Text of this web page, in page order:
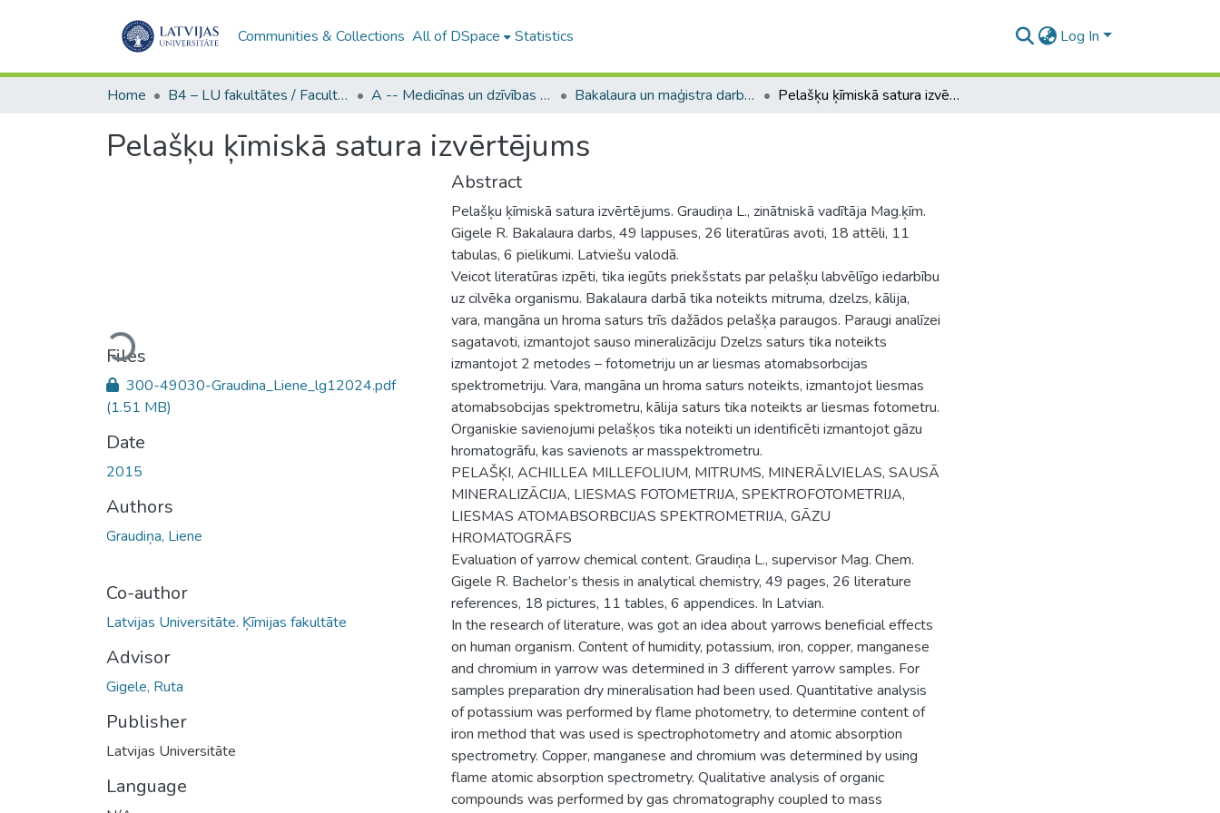
Communities & Collections All of DSpace Statistics Log In
Home B4 – LU fakultātes / Faculties of the UL A -- Medicīnas un dzīvības zinātņu fakultāte / Faculty of Medicine and Life Sciences Bakalaura un maģistra darbi (MDZF) / Bachelor's and Master's theses Pelašķu ķīmiskā satura izvērtējums
Pelašķu ķīmiskā satura izvērtējums
Loading...
Files
300-49030-Graudina_Liene_lg12024.pdf
(1.51 MB)
Date
2015
Authors
Graudiņa, Liene
Co-author
Latvijas Universitāte. Ķīmijas fakultāte
Advisor
Gigele, Ruta
Publisher
Latvijas Universitāte
Language
Abstract
Pelašķu ķīmiskā satura izvērtējums. Graudiņa L., zinātniskā vadītāja Mag.ķīm.
Gigele R. Bakalaura darbs, 49 lappuses, 26 literatūras avoti, 18 attēli, 11
tabulas, 6 pielikumi. Latviešu valodā.
Veicot literatūras izpēti, tika iegūts priekšstats par pelašķu labvēlīgo iedarbību
uz cilvēka organismu. Bakalaura darbā tika noteikts mitruma, dzelzs, kālija,
vara, mangāna un hroma saturs trīs dažādos pelašķa paraugos. Paraugi analīzei
sagatavoti, izmantojot sauso mineralizāciju Dzelzs saturs tika noteikts
izmantojot 2 metodes – fotometriju un ar liesmas atomabsorbcijas
spektrometriju. Vara, mangāna un hroma saturs noteikts, izmantojot liesmas
atomabsobcijas spektrometru, kālija saturs tika noteikts ar liesmas fotometru.
Organiskie savienojumi pelašķos tika noteikti un identificēti izmantojot gāzu
hromatogrāfu, kas savienots ar masspektrometru.
PELAŠĶI, ACHILLEA MILLEFOLIUM, MITRUMS, MINERĀLVIELAS, SAUSĀ
MINERALIZĀCIJA, LIESMAS FOTOMETRIJA, SPEKTROFOTOMETRIJA,
LIESMAS ATOMABSORBCIJAS SPEKTROMETRIJA, GĀZU
HROMATOGRĀFS
Evaluation of yarrow chemical content. Graudiņa L., supervisor Mag. Chem.
Gigele R. Bachelor’s thesis in analytical chemistry, 49 pages, 26 literature
references, 18 pictures, 11 tables, 6 appendices. In Latvian.
In the research of literature, was got an idea about yarrows beneficial effects
on human organism. Content of humidity, potassium, iron, copper, manganese
and chromium in yarrow was determined in 3 different yarrow samples. For
samples preparation dry mineralisation had been used. Quantitative analysis
of potassium was performed by flame photometry, to determine content of
iron method that was used is spectrophotometry and atomic absorption
spectrometry. Copper, manganese and chromium was determined by using
flame atomic absorption spectrometry. Qualitative analysis of organic
compounds was performed by gas chromatography coupled to mass